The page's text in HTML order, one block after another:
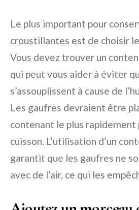
Le plus important pour
croustillantes est de choisir
Vous devez trouver un
qui peut vous aider à éviter
s’assouplissent à cause de
Les gaufres devraient être
contenant le plus rapidement
cuisson. L’utilisation d’un
garantit que les gaufres ne
avec de l’air, ce qui les